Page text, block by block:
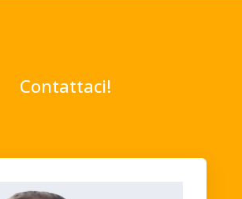
Contattaci!